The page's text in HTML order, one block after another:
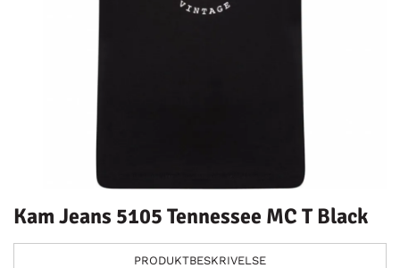
Kam Jeans 5105 Tennessee MC T Black
PRODUKTBESKRIVELSE